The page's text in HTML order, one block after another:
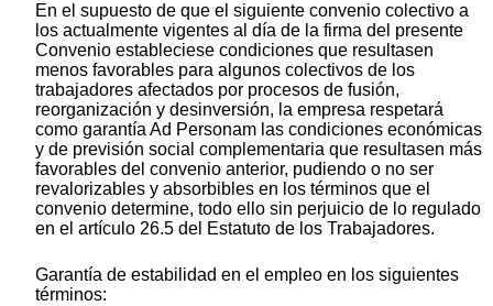
En el supuesto de que el siguiente convenio colectivo a
los actualmente vigentes al día de la firma del presente
Convenio estableciese condiciones que resultasen
menos favorables para algunos colectivos de los
trabajadores afectados por procesos de fusión,
reorganización y desinversión, la empresa respetará
como garantía Ad Personam las condiciones económicas
y de previsión social complementaria que resultasen más
favorables del convenio anterior, pudiendo o no ser
revalorizables y absorbibles en los términos que el
convenio determine, todo ello sin perjuicio de lo regulado
en el artículo 26.5 del Estatuto de los Trabajadores.
Garantía de estabilidad en el empleo en los siguientes
términos: